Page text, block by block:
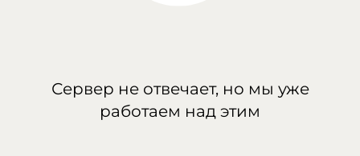
Сервер не отвечает, но мы уже
работаем над этим